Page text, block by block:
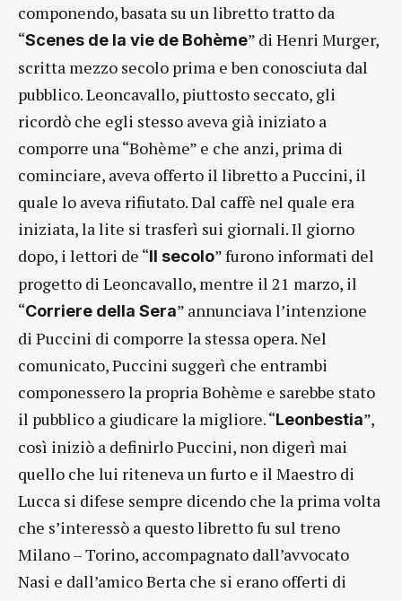
componendo, basata su un libretto tratto da
“Scenes de la vie de Bohème” di Henri Murger,
scritta mezzo secolo prima e ben conosciuta dal
pubblico. Leoncavallo, piuttosto seccato, gli
ricordò che egli stesso aveva già iniziato a
comporre una “Bohème” e che anzi, prima di
cominciare, aveva offerto il libretto a Puccini, il
quale lo aveva rifiutato. Dal caffè nel quale era
iniziata, la lite si trasferì sui giornali. Il giorno
dopo, i lettori de “Il secolo” furono informati del
progetto di Leoncavallo, mentre il 21 marzo, il
“Corriere della Sera” annunciava l’intenzione
di Puccini di comporre la stessa opera. Nel
comunicato, Puccini suggerì che entrambi
componessero la propria Bohème e sarebbe stato
il pubblico a giudicare la migliore. “Leonbestia”,
così iniziò a definirlo Puccini, non digerì mai
quello che lui riteneva un furto e il Maestro di
Lucca si difese sempre dicendo che la prima volta
che s’interessò a questo libretto fu sul treno
Milano – Torino, accompagnato dall’avvocato
Nasi e dall’amico Berta che si erano offerti di